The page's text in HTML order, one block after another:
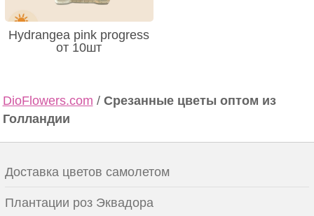
Hydrangea pink progress
от 10шт
DioFlowers.com / Срезанные цветы оптом из
Голландии
Доставка цветов самолетом
Плантации роз Эквадора